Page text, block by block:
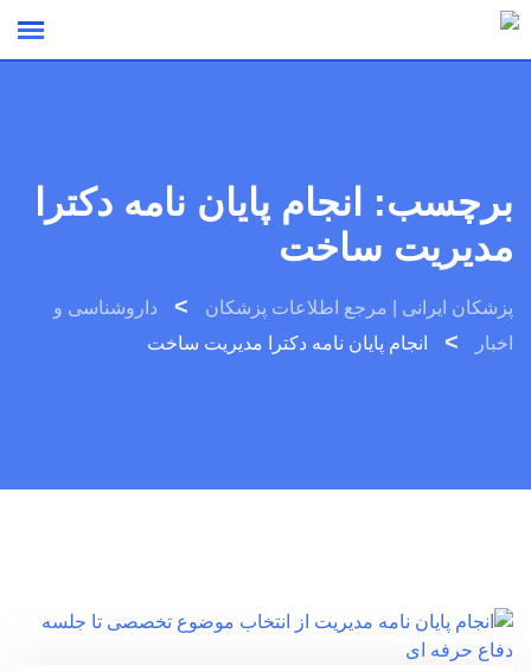
Skip
برچسب:
انجام پایان نامه دکترا
مدیریت ساخت
پزشکان ایرانی | مرجع اطلاعات پزشکان >
داروشناسی و
اخبار
> انجام پایان نامه دکترا مدیریت ساخت